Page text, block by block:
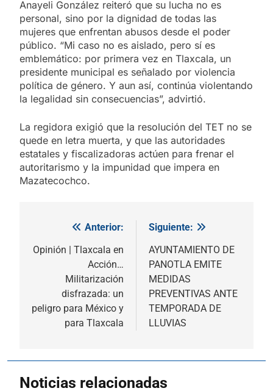
Anayeli González reiteró que su lucha no es
personal, sino por la dignidad de todas las
mujeres que enfrentan abusos desde el poder
público. “Mi caso no es aislado, pero sí es
emblemático: por primera vez en Tlaxcala, un
presidente municipal es señalado por violencia
política de género. Y aun así, continúa violentando
la legalidad sin consecuencias”, advirtió.
La regidora exigió que la resolución del TET no se
quede en letra muerta, y que las autoridades
estatales y fiscalizadoras actúen para frenar el
autoritarismo y la impunidad que impera en
Mazatecochco.
Navegación
de
entradas
Anterior:
Opinión | Tlaxcala en
Acción…
Militarización
disfrazada: un
peligro para México y
para Tlaxcala
Siguiente:
AYUNTAMIENTO DE
PANOTLA EMITE
MEDIDAS
PREVENTIVAS ANTE
TEMPORADA DE
LLUVIAS
Noticias relacionadas